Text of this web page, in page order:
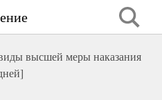
высшей меры наказания